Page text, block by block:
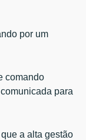
por um
comando
para
a alta gestão